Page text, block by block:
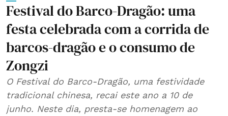
Festival do Barco-Dragão: uma
festa celebrada com a corrida de
barcos-dragão e o consumo de
Zongzi
O Festival do Barco-Dragão, uma festividade
tradicional chinesa, recai este ano a 10 de
junho. Neste dia, presta-se homenagem ao